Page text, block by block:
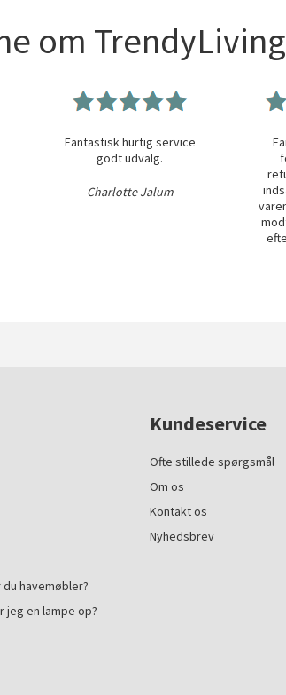
om
Fantastisk hurtig service
godt udvalg.
Charlotte Jalum
havemøbler?
jeg en lampe op?
Kundeservice
Ofte stillede spørgsmål
Om os
Kontakt os
Nyhedsbrev